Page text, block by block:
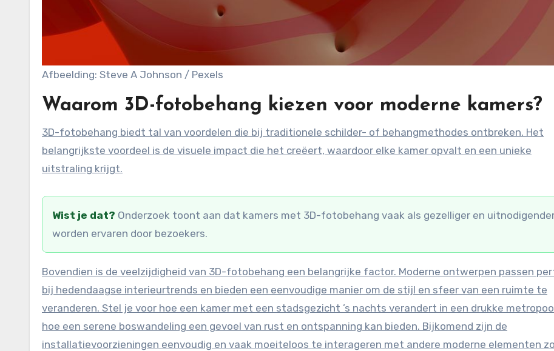
Afbeelding: Steve A Johnson / Pexels
Waarom 3D-fotobehang kiezen voor moderne kamers?
3D-fotobehang biedt tal van voordelen die bij traditionele schilder- of behangmethodes ontbreken. Het
belangrijkste voordeel is de visuele impact die het creëert, waardoor elke kamer opvalt en een unieke
uitstraling krijgt.
Wist je dat? Onderzoek toont aan dat kamers met 3D-fotobehang vaak als gezelliger en
worden ervaren door bezoekers.
Bovendien is de veelzijdigheid van 3D-fotobehang een belangrijke factor. Moderne ontwerpen passen
bij hedendaagse interieurtrends en bieden een eenvoudige manier om de stijl en sfeer van een ruimte te
veranderen. Stel je voor hoe een kamer met een stadsgezicht ’s nachts verandert in een drukke
hoe een serene boswandeling een gevoel van rust en ontspanning kan bieden. Bijkomend zijn de
installatievoorzieningen eenvoudig en vaak moeiteloos te interageren met andere moderne elementen